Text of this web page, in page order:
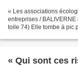
« Les associations
entreprises /
toile 74) Elle tombe à pic
« Qui sont ces